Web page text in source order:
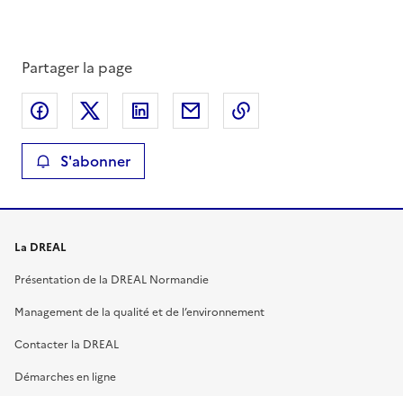
Partager la page
Partager sur Facebook
Partager sur XPartager sur LinkedIn
Partager par email
S'abonner
La DREAL
Présentation de la DREAL Normandie
Management de la qualité et de l’environnement
Contacter la DREAL
Démarches en ligne